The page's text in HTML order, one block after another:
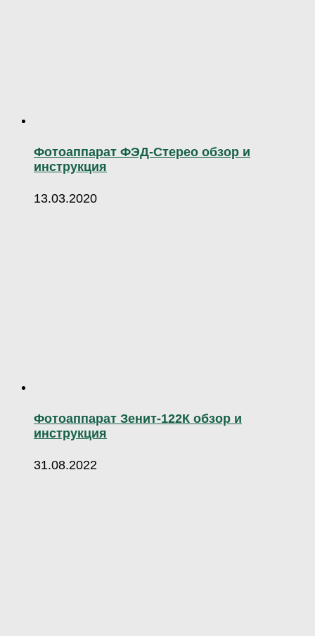
Фотоаппарат ФЭД-Стерео обзор и
инструкция
13.03.2020
Фотоаппарат Зенит-122К обзор и
инструкция
31.08.2022